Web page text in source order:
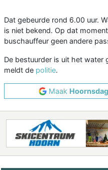
Dat gebeurde rond 6.00 uur.
is niet bekend. Op dat
buschauffeur geen andere
De bestuurder is uit het water
meldt de politie.
Maak